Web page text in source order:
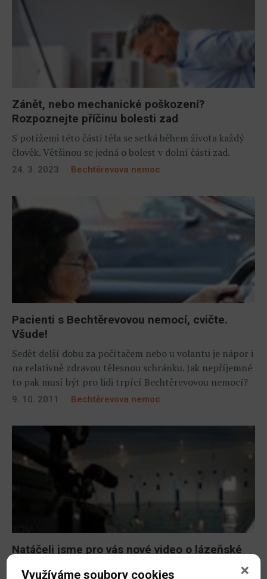
Zánět, nebo mechanické poškození?
Rozpoznejte příčinu bolesti zad
S potížemi této části těla se setká během života každý
člověk. Většinou se jedná o bolest v dolní části zad.
24. 3. 2023 Bechtěrevova nemoc
Pacienti s Bechtěrevovou nemocí, cvičte.
Všude!
Sedět delší dobu za počítačem nebo u volantu je nápor i
na relativně zdravou tělesnou schránku. Jak nepříjemné
to pak musí být pro lidi trpící Bechtěrevovou nemocí?
9. 10. 2011 Bechtěrevova nemoc
Natáčeli jsme pro vás nové video o lázeňské
Využíváme soubory cookies